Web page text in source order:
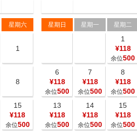
星期六
1
8
15
¥118
余位500
星期日 星期一 星期二
1
¥118
余位500
6
¥118
余位500
7
¥118
余位500
8
¥118
余位500
13
¥118
余位500
14
¥118
余位500
15
¥118
余位500